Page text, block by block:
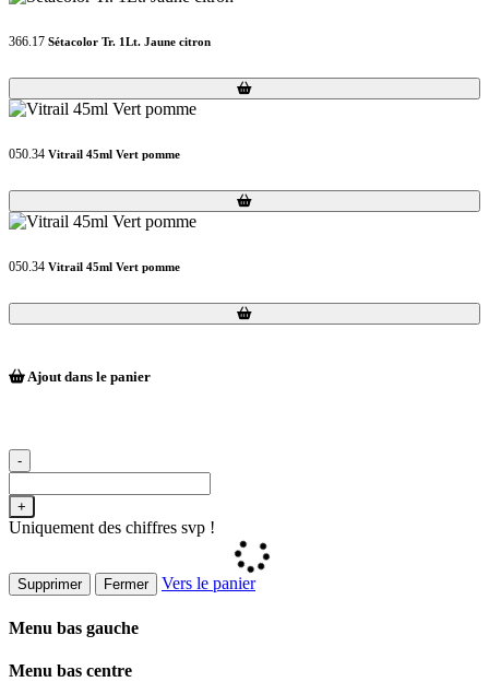
366.17 Sétacolor Tr. 1Lt. Jaune citron
Loading...
Loading...
050.34 Vitrail 45ml Vert pomme
Loading...
Loading...
050.34 Vitrail 45ml Vert pomme
Loading...
Loading...
Ajout dans le panier
-
+
Uniquement des chiffres svp !
Supprimer Fermer Vers le panier
Menu bas gauche
Menu bas centre